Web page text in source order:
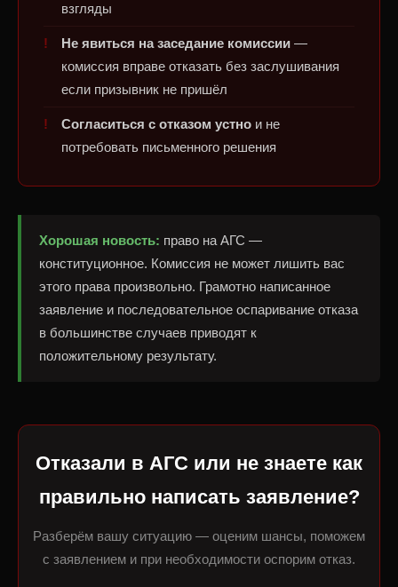
взгляды
Не явиться на заседание комиссии —
комиссия вправе отказать без заслушивания
если призывник не пришёл
Согласиться с отказом устно и не
потребовать письменного решения
Хорошая новость: право на АГС —
конституционное. Комиссия не может лишить вас
этого права произвольно. Грамотно написанное
заявление и последовательное оспаривание отказа
в большинстве случаев приводят к
положительному результату.
Отказали в АГС или не знаете как
правильно написать заявление?
Разберём вашу ситуацию — оценим шансы, поможем
с заявлением и при необходимости оспорим отказ.